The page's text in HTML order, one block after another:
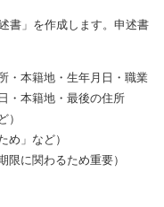
書」を作成します。申述書
・本籍地・生年月日・職業
・本籍地・最後の住所
）
め」など）
に関わるため重要）